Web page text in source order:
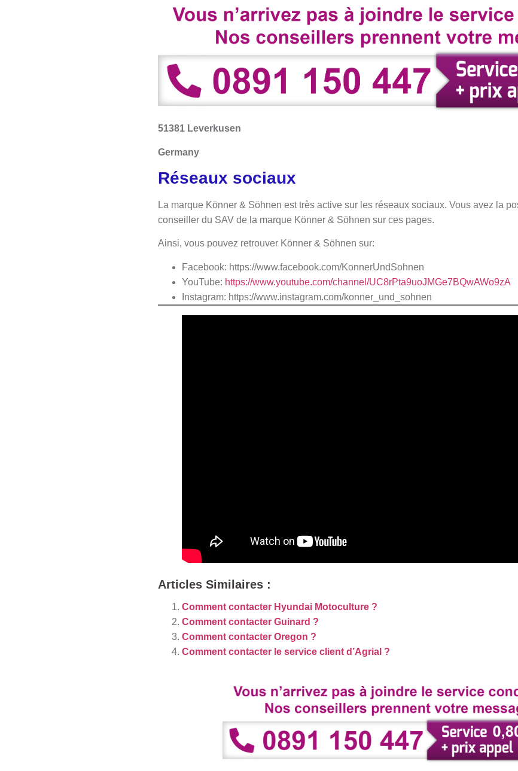
51381 Leverkusen
Germany
Réseaux sociaux
La marque Könner & Söhnen est très active sur les réseaux sociaux. Vous avez la
conseiller du SAV de la marque Könner & Söhnen sur ces pages.
Ainsi, vous pouvez retrouver Könner & Söhnen sur:
Facebook: https://www.facebook.com/KonnerUndSohnen
YouTube: https://www.youtube.com/channel/UC8rPta9uoJMGe7BQwAWo9zA
Instagram: https://www.instagram.com/konner_und_sohnen
Articles Similaires :
Comment contacter Hyundai Motoculture ?
Comment contacter Guinard ?
Comment contacter Oregon ?
Comment contacter le service client d’Agrial ?